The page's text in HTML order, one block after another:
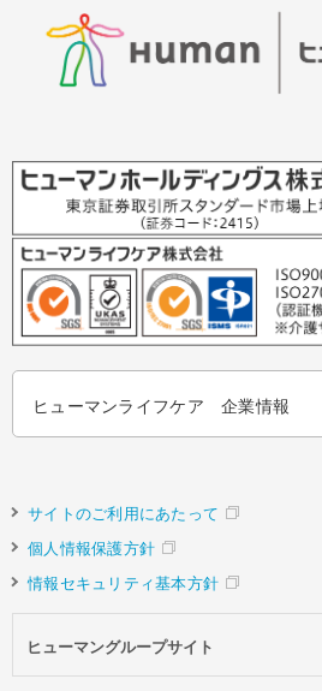
ヒューマンライフケア 企業情報
サイトのご利用にあたって
個人情報保護方針
情報セキュリティ基本方針
ヒューマングループサイト